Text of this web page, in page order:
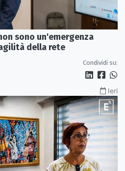
sono un'emergenza
della rete
Condividi su:
Ieri